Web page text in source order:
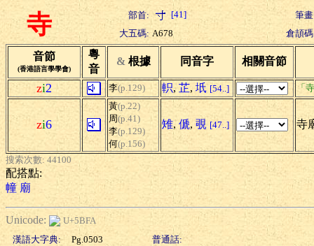
寺 部首: [41]
筆
大五碼: A678 倉頡
音節
(香港語言學學會)
粵
音
& 根據 同音字 相關音節
zi2 李(p.129) 軹, 芷, 坁 [54..] 「
zi6
黃(p.22)
周(p.41)
李(p.129)
何(p.156)
雉, 傂, 覗 [47..] 寺
搜索次數: 44100
配搭點:
幢 廟
Unicode:
U+5BFA
漢語大字典:
Pg.0503 普通話: